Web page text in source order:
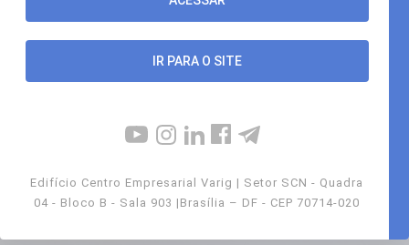
IR PARA O SITE
Edifício Centro Empresarial Varig | Setor SCN - Quadra
04 - Bloco B - Sala 903 |Brasília – DF - CEP 70714-020